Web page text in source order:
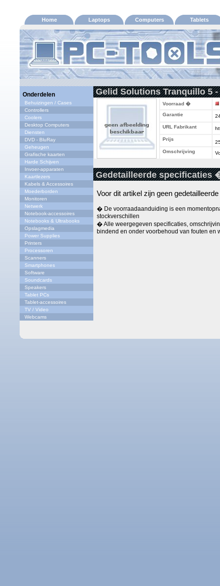
Home Laptops Computers Tablets
Onderdelen
Behuizingen / Cases
Controllers
Coolers
Desktop Computers
Diensten
DVD - BluRay
Geheugen
Grafische kaarten
Harde Schijven
Invoer-apparaten
Kaartlezers
Kabels & Accessoires
Moederborden
Monitoren
Netwerk
Notebook-accessoires
Notebooks & Ultrabooks
Opslagmedia
Power Supplies
Printers
Processoren
Scanners
Smartphones
Software
Soundcards
Speakers
Tablet PCs
Tablet-accessoires
TV / Video
Webcams
Gelid Solutions Tranquillo 5
Voorraad �
Garantie
URL Fabrikant
Prijs
Omschrijving
Gedetailleerde specificaties
Voor dit artikel zijn geen
� De voorraadaanduiding is een
stockverschillen
� Alle weergegeven specificaties,
bindend en onder voorbehoud van fouten en